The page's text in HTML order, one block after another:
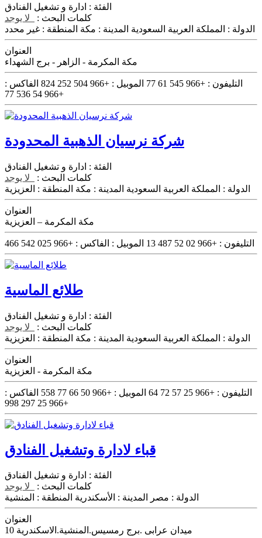
الفئة : ادارة و تشغيل الفنادق
كلمات البحث :
لا يوجد
الدولة : المملكة العربية السعودية المدينة : مكة المنطقة : غير محدد
العنوان
مكة المكرمة - الزاهر - برج الشهداء
التليفون : +966 545 61 77 الموبيل : +966 504 252 824
الفاكس :
+966 54 536 77
شركة نرسيان الذهبية المحدودة
الفئة : ادارة و تشغيل الفنادق
كلمات البحث :
لا يوجد
الدولة : المملكة العربية السعودية المدينة : مكة المنطقة : العزيزية
العنوان
مكة المكرمة – العزيزية
التليفون : +966 02 52 487 13 الموبيل : الفاكس : +966 025 542 466
طلائع الماسية
الفئة : ادارة و تشغيل الفنادق
كلمات البحث :
لا يوجد
الدولة : المملكة العربية السعودية المدينة : مكة المنطقة : العزيزية
العنوان
مكة المكرمة - العزيزية
التليفون : +966 25 57 72 64 الموبيل : +966 50 66 77 558
الفاكس :
+966 25 297 998
قباء لادارة وتشغيل الفنادق
الفئة : ادارة و تشغيل الفنادق
كلمات البحث :
لا يوجد
الدولة : مصر المدينة : الأسكندرية المنطقة : المنشية
العنوان
10 ميدان عرابى .برج رمسيس.المنشية.الاسكندرية